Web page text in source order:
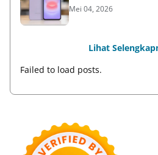
Mei 04, 2026
Lihat
Failed to load posts.